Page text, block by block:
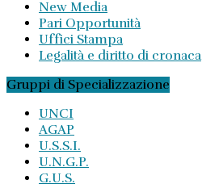
New Media
Pari Opportunità
Uffici Stampa
Legalità e diritto di cronaca
Gruppi di Specializzazione
UNCI
AGAP
U.S.S.I.
U.N.G.P.
G.U.S.